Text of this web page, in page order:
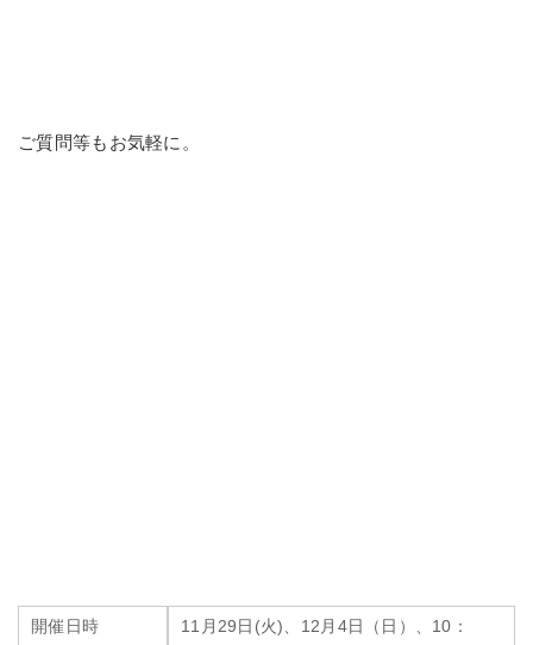
ご質問等もお気軽に。
開催日時
11月29日(火)、12月4日（日）、10：